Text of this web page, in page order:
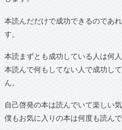
本読んだだけで成功できるのであ
す。
本読まずとも成功している人は何
本読んで何もしてない人で成功し
ん。
自己啓発の本は読んでいて楽しい気
僕もお気に入りの本は何度も読んで